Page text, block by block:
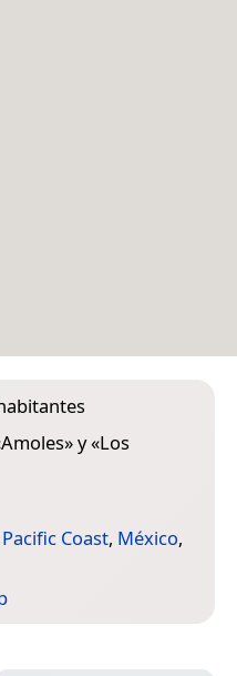
Amoles» y «Los
Pacific Coast, México,